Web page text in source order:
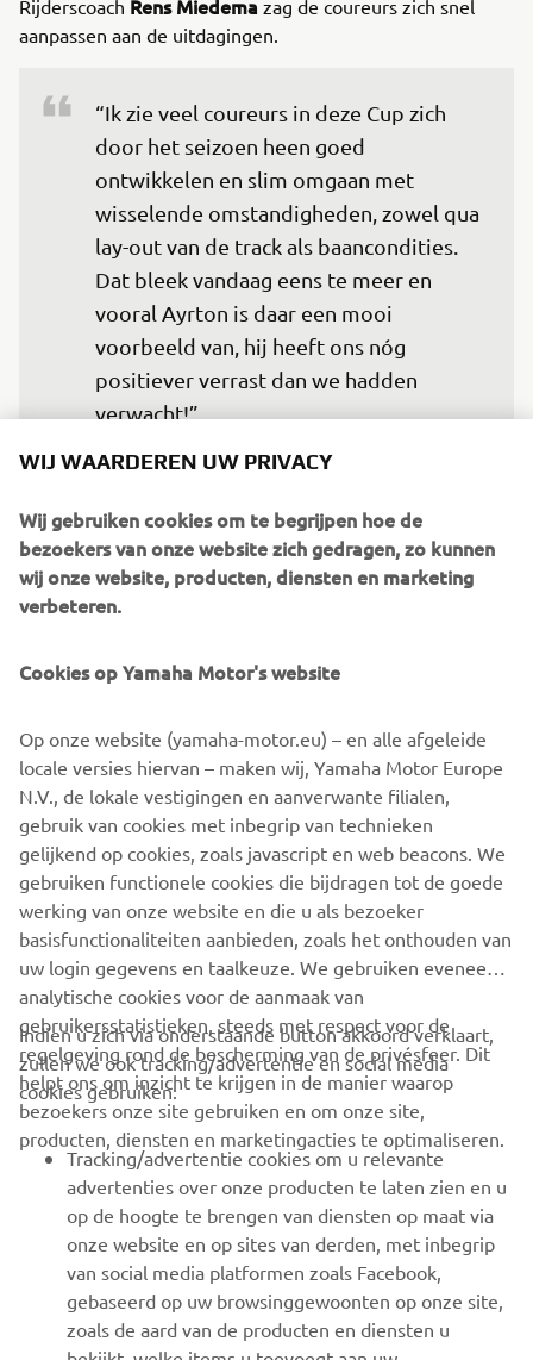
Rijderscoach Rens Miedema zag de coureurs zich snel
aanpassen aan de uitdagingen.
“Ik zie veel coureurs in deze Cup zich
door het seizoen heen goed
ontwikkelen en slim omgaan met
wisselende omstandigheden, zowel qua
lay-out van de track als baancondities.
Dat bleek vandaag eens te meer en
vooral Ayrton is daar een mooi
voorbeeld van, hij heeft ons nóg
positiever verrast dan we hadden
verwacht!”
— Rens Miedema, Rijderscoach
Van der Velde gaat nu in het kampioenschap aan de
punten meer dan Van der Bie. Er zijn nog 50 punten te
BEKIJK DE KALENDER
MEER NIEUWS
CORPORATE
BUSINESS
MEER YAMAHA
SUPPORT
WIJ WAARDEREN UW PRIVACY
Wij gebruiken cookies om te begrijpen hoe de
bezoekers van onze website zich gedragen, zo kunnen
wij onze website, producten, diensten en marketing
verbeteren.
Cookies op Yamaha Motor's website
Op onze website (yamaha-motor.eu) – en alle afgeleide
locale versies hiervan – maken wij, Yamaha Motor Europe
N.V., de lokale vestigingen en aanverwante filialen,
gebruik van cookies met inbegrip van technieken
gelijkend op cookies, zoals javascript en web beacons. We
gebruiken functionele cookies die bijdragen tot de goede
werking van onze website en die u als bezoeker
basisfunctionaliteiten aanbieden, zoals het onthouden van
uw login gegevens en taalkeuze. We gebruiken eveneens
analytische cookies voor de aanmaak van
gebruikersstatistieken, steeds met respect voor de
regelgeving rond de bescherming van de privésfeer. Dit
helpt ons om inzicht te krijgen in de manier waarop
bezoekers onze site gebruiken en om onze site,
producten, diensten en marketingacties te optimaliseren.
Indien u zich via onderstaande button akkoord verklaart,
zullen we ook tracking/advertentie en social media
cookies gebruiken:
Tracking/advertentie cookies om u relevante
advertenties over onze producten te laten zien en u
op de hoogte te brengen van diensten op maat via
onze website en op sites van derden, met inbegrip
van social media platformen zoals Facebook,
gebaseerd op uw browsinggewoonten op onze site,
zoals de aard van de producten en diensten u